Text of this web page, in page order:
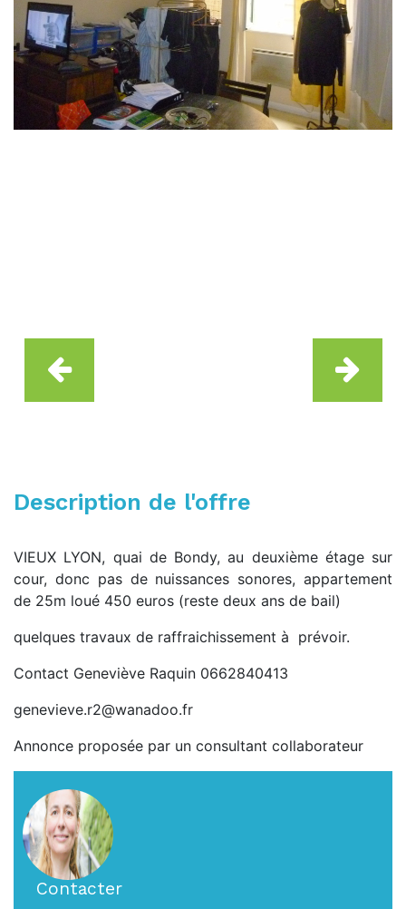
Description de l'offre
VIEUX LYON, quai de Bondy, au deuxième étage sur
cour, donc pas de nuissances sonores, appartement
de 25m loué 450 euros (reste deux ans de bail)
quelques travaux de raffraichissement à prévoir.
Contact Geneviève Raquin 0662840413
genevieve.r2@wanadoo.fr
Annonce proposée par un consultant collaborateur
Contacter